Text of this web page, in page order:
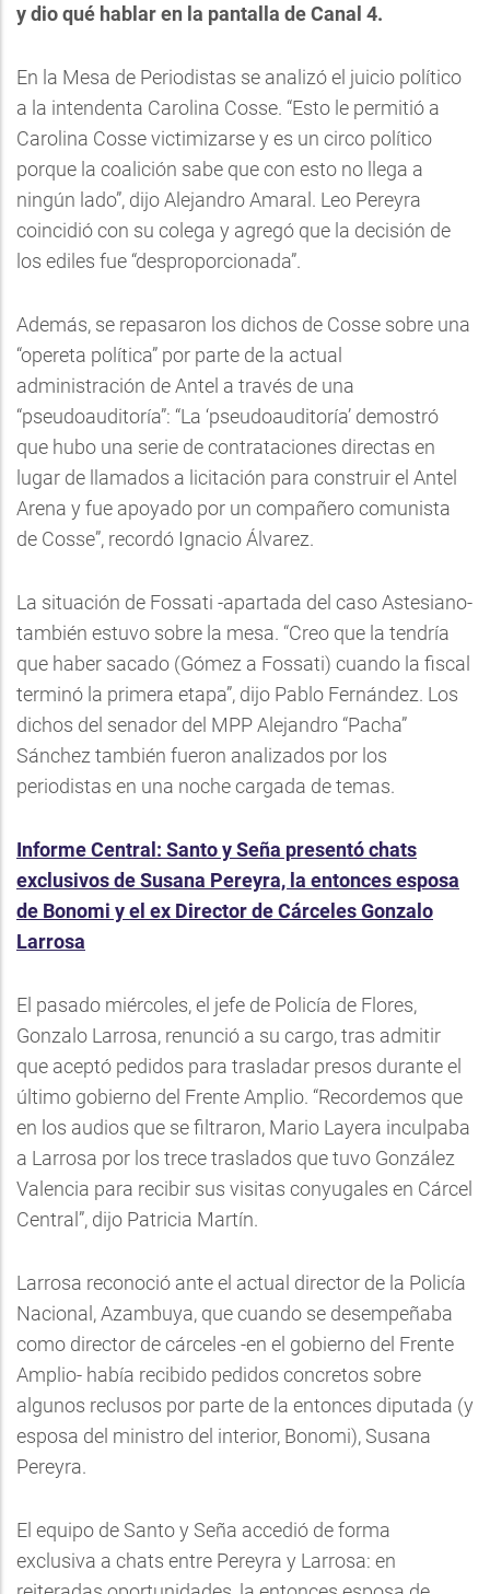
y dio qué hablar en la pantalla de Canal 4.
En la Mesa de Periodistas se analizó el juicio político
a la intendenta Carolina Cosse. “Esto le permitió a
Carolina Cosse victimizarse y es un circo político
porque la coalición sabe que con esto no llega a
ningún lado”, dijo Alejandro Amaral. Leo Pereyra
coincidió con su colega y agregó que la decisión de
los ediles fue “desproporcionada”.
Además, se repasaron los dichos de Cosse sobre una
“opereta política” por parte de la actual
administración de Antel a través de una
“pseudoauditoría”: “La ‘pseudoauditoría’ demostró
que hubo una serie de contrataciones directas en
lugar de llamados a licitación para construir el Antel
Arena y fue apoyado por un compañero comunista
de Cosse”, recordó Ignacio Álvarez.
La situación de Fossati -apartada del caso Astesiano-
también estuvo sobre la mesa. “Creo que la tendría
que haber sacado (Gómez a Fossati) cuando la fiscal
terminó la primera etapa”, dijo Pablo Fernández. Los
dichos del senador del MPP Alejandro “Pacha”
Sánchez también fueron analizados por los
periodistas en una noche cargada de temas.
Informe Central: Santo y Seña presentó chats
exclusivos de Susana Pereyra, la entonces esposa
de Bonomi y el ex Director de Cárceles Gonzalo
Larrosa
El pasado miércoles, el jefe de Policía de Flores,
Gonzalo Larrosa, renunció a su cargo, tras admitir
que aceptó pedidos para trasladar presos durante el
último gobierno del Frente Amplio. “Recordemos que
en los audios que se filtraron, Mario Layera inculpaba
a Larrosa por los trece traslados que tuvo González
Valencia para recibir sus visitas conyugales en Cárcel
Central”, dijo Patricia Martín.
Larrosa reconoció ante el actual director de la Policía
Nacional, Azambuya, que cuando se desempeñaba
como director de cárceles -en el gobierno del Frente
Amplio- había recibido pedidos concretos sobre
algunos reclusos por parte de la entonces diputada (y
esposa del ministro del interior, Bonomi), Susana
Pereyra.
El equipo de Santo y Seña accedió de forma
exclusiva a chats entre Pereyra y Larrosa: en